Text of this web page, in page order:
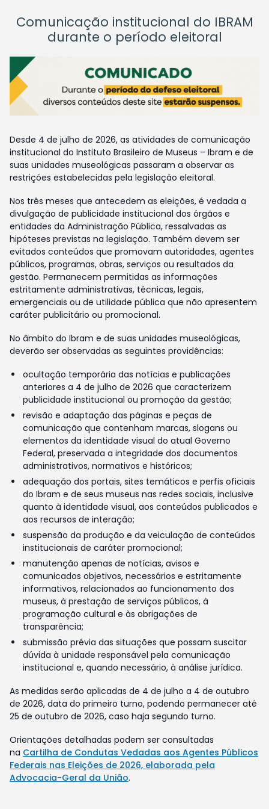
Comunicação institucional do IBRAM
durante o período eleitoral
Desde 4 de julho de 2026, as atividades de comunicação
institucional do Instituto Brasileiro de Museus – Ibram e de
suas unidades museológicas passaram a observar as
restrições estabelecidas pela legislação eleitoral.
Nos três meses que antecedem as eleições, é vedada a
divulgação de publicidade institucional dos órgãos e
entidades da Administração Pública, ressalvadas as
hipóteses previstas na legislação. Também devem ser
evitados conteúdos que promovam autoridades, agentes
públicos, programas, obras, serviços ou resultados da
gestão. Permanecem permitidas as informações
estritamente administrativas, técnicas, legais,
emergenciais ou de utilidade pública que não apresentem
caráter publicitário ou promocional.
No âmbito do Ibram e de suas unidades museológicas,
deverão ser observadas as seguintes providências:
ocultação temporária das notícias e publicações
anteriores a 4 de julho de 2026 que caracterizem
publicidade institucional ou promoção da gestão;
revisão e adaptação das páginas e peças de
comunicação que contenham marcas, slogans ou
elementos da identidade visual do atual Governo
Federal, preservada a integridade dos documentos
administrativos, normativos e históricos;
adequação dos portais, sites temáticos e perfis oficiais
do Ibram e de seus museus nas redes sociais, inclusive
quanto à identidade visual, aos conteúdos publicados e
aos recursos de interação;
suspensão da produção e da veiculação de conteúdos
institucionais de caráter promocional;
manutenção apenas de notícias, avisos e
comunicados objetivos, necessários e estritamente
informativos, relacionados ao funcionamento dos
museus, à prestação de serviços públicos, à
programação cultural e às obrigações de
transparência;
submissão prévia das situações que possam suscitar
dúvida à unidade responsável pela comunicação
institucional e, quando necessário, à análise jurídica.
As medidas serão aplicadas de 4 de julho a 4 de outubro
de 2026, data do primeiro turno, podendo permanecer até
25 de outubro de 2026, caso haja segundo turno.
Orientações detalhadas podem ser consultadas
na Cartilha de Condutas Vedadas aos Agentes Públicos
Federais nas Eleições de 2026, elaborada pela
Advocacia-Geral da União.